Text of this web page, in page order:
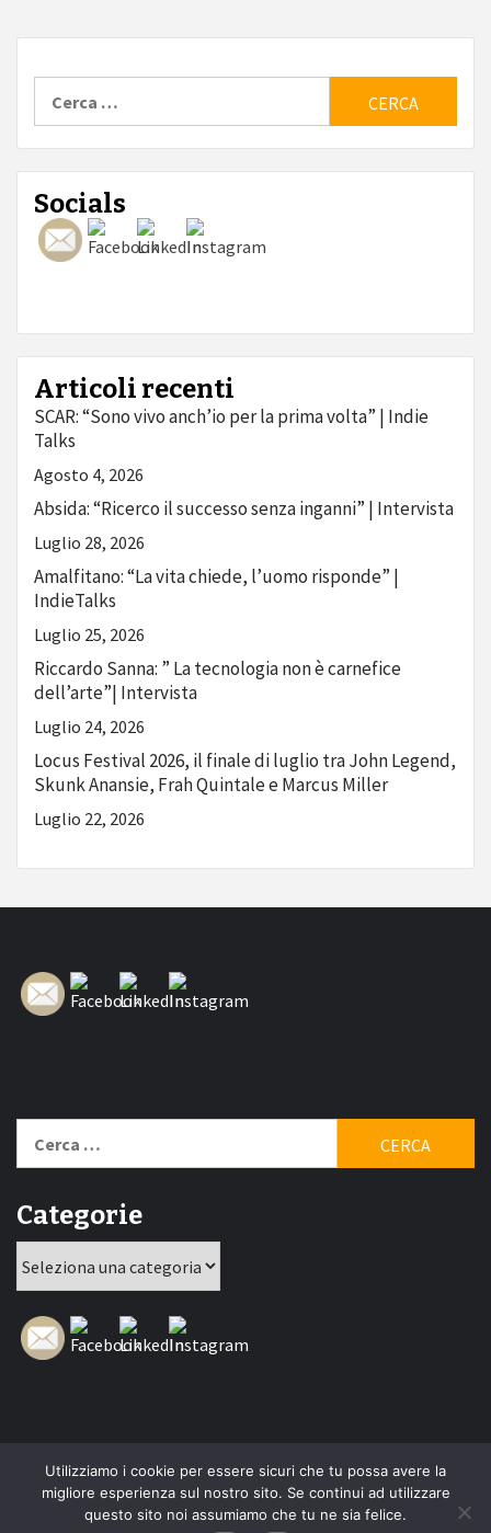
per:
Socials
Articoli recenti
SCAR: “Sono vivo anch’io per la prima volta” | Indie
Talks
Agosto 4, 2026
Absida: “Ricerco il successo senza inganni” | Intervista
Luglio 28, 2026
Amalfitano: “La vita chiede, l’uomo risponde” |
IndieTalks
Luglio 25, 2026
Riccardo Sanna: ” La tecnologia non è carnefice
dell’arte”| Intervista
Luglio 24, 2026
Locus Festival 2026, il finale di luglio tra John Legend,
Skunk Anansie, Frah Quintale e Marcus Miller
Luglio 22, 2026
per:
Categorie
HomeNew
Indie
Interviste
e
Oroscopindie
Indie
Talks
Indie
Tales
Fuoriposto
Serie
Tv
Promozione
Chi
siamoper
Utilizziamo i cookie per essere sicuri che tu possa avere la
migliore esperienza sul nostro sito. Se continui ad utilizzare
questo sito noi assumiamo che tu ne sia felice.